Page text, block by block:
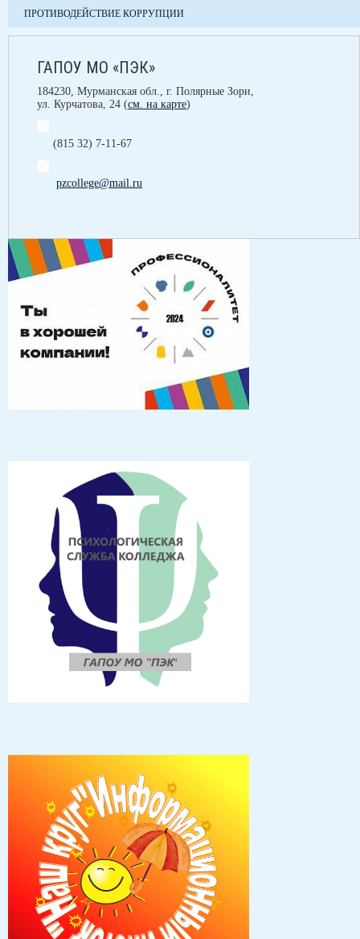
ПРОТИВОДЕЙСТВИЕ КОРРУПЦИИ
ГАПОУ МО «ПЭК»
184230, Мурманская обл., г. Полярные Зори,
ул. Курчатова, 24 (см. на карте)
(815 32) 7-11-67
pzcollege@mail.ru